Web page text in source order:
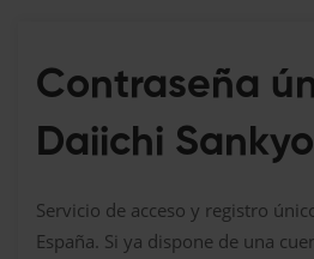
Contraseña
Daiichi
Servicio de acceso y registro
España. Si ya dispone de una